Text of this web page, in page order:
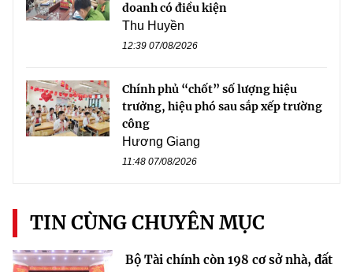
doanh có điều kiện
Thu Huyền
12:39 07/08/2026
Chính phủ “chốt” số lượng hiệu
trưởng, hiệu phó sau sắp xếp trường
công
Hương Giang
11:48 07/08/2026
TIN CÙNG CHUYÊN MỤC
Bộ Tài chính còn 198 cơ sở nhà, đất